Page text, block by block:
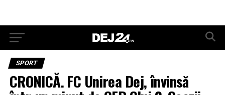
SPORT
CRONICĂ. FC Unirea Dej, învinsă